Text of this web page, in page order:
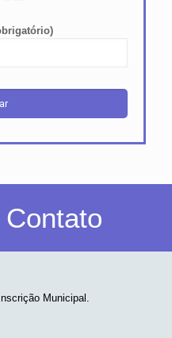
Municipal.